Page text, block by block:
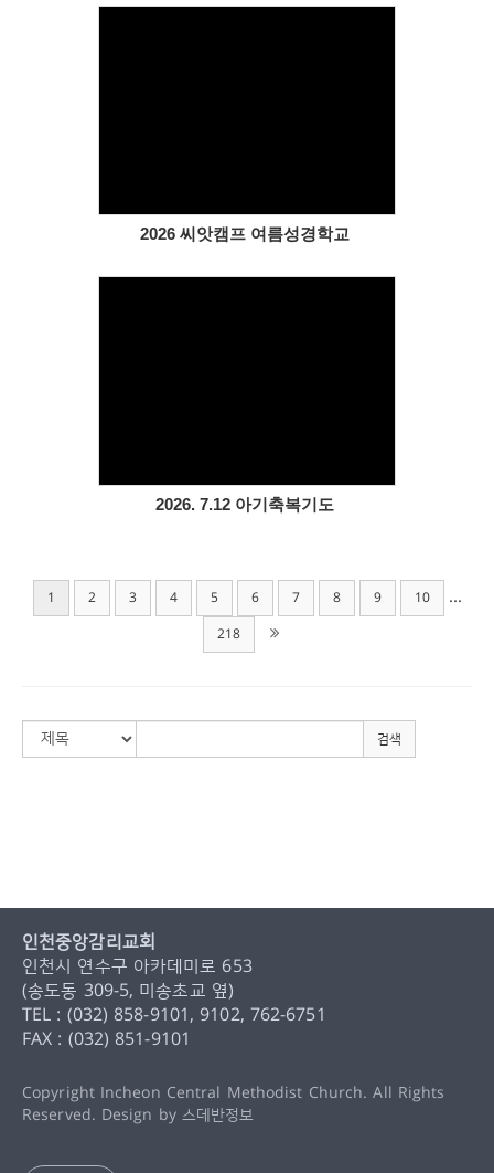
2026 씨앗캠프 여름성경학교
2026. 7.12 아기축복기도
1 2 3 4 5 6 7 8 9 10 ...
218
검색
인천중앙감리교회
인천시 연수구 아카데미로 653
(송도동 309-5, 미송초교 옆)
TEL : (032) 858-9101, 9102, 762-6751
FAX : (032) 851-9101
Copyright Incheon Central Methodist Church. All Rights
Reserved. Design by 스데반정보